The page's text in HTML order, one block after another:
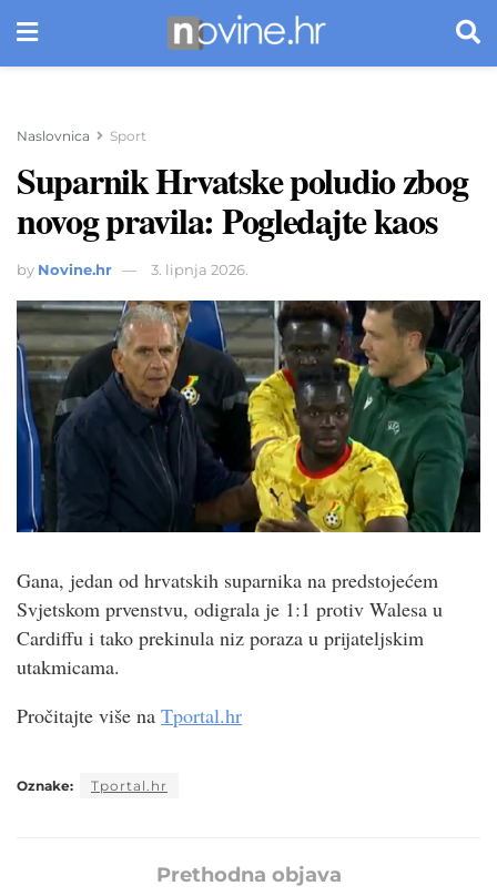
Naslovnica Sport
Suparnik Hrvatske poludio zbog
novog pravila: Pogledajte kaos
by Novine.hr 3. lipnja 2026.
Gana, jedan od hrvatskih suparnika na predstojećem
Svjetskom prvenstvu, odigrala je 1:1 protiv Walesa u
Cardiffu i tako prekinula niz poraza u prijateljskim
utakmicama.
Pročitajte više na Tportal.hr
Oznake: Tportal.hr
Prethodna objava